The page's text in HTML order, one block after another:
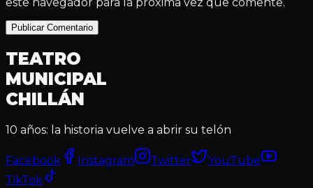
Publicar Comentario
TEATRO
MUNICIPAL
CHILLÁN
10 años: la historia vuelve a abrir su telón
Facebook Instagram Twitter
YouTube
TikTok